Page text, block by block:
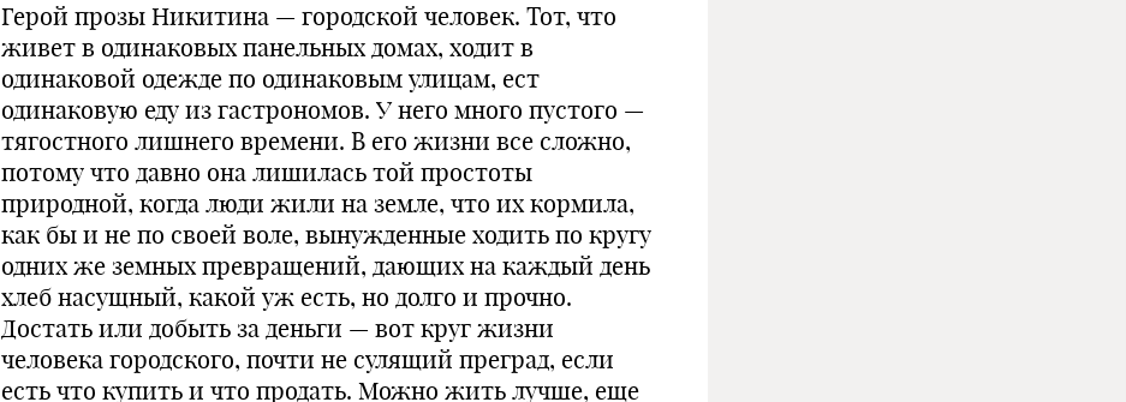
Герой прозы Никитина — городской человек. Тот, что
живет в одинаковых панельных домах, ходит в
одинаковой одежде по одинаковым улицам, ест
одинаковую еду из гастрономов. У него много пустого —
тягостного лишнего времени. В его жизни все сложно,
потому что давно она лишилась той простоты
природной, когда люди жили на земле, что их кормила,
как бы и не по своей воле, вынужденные ходить по кругу
одних же земных превращений, дающих на каждый день
хлеб насущный, какой уж есть, но долго и прочно.
Достать или добыть за деньги — вот круг жизни
человека городского, почти не сулящий преград, если
есть что купить и что продать. Можно жить лучше, еще